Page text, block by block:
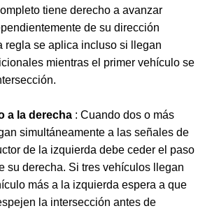
tiene derecho a avanzar
de su dirección
regla se aplica incluso si llegan
mientras el primer vehículo se
a la derecha : Cuando dos o más
simultáneamente a las señales de
de la izquierda debe ceder el paso
su derecha. Si tres vehículos llegan
más a la izquierda espera a que
la intersección antes de